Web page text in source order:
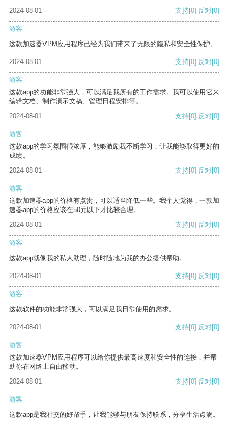
2024-08-01 支持[0] 反对[0]
游客
这款加速器VPM应用程序已经为我们带来了无限的隐私和安全性保护。
2024-08-01 支持[0] 反对[0]
游客
这款app的功能非常强大，可以满足我所有的工作需求。我可以使用它来
编辑文档、制作演示文稿、管理日程安排等。
2024-08-01
支持[0] 反对[0]
游客
这款app的学习氛围很浓厚，能够激励我不断学习，让我能够取得更好的
成绩。
2024-08-01
支持[0] 反对[0]
游客
这款加速器app的价格有点贵，可以适当降低一些。我个人觉得，一款加
速器app的价格应该在50元以下才比较合理。
2024-08-01
支持[0] 反对[0]
游客
这款app就像我的私人助理，随时随地为我的办公提供帮助。
2024-08-01 支持[0] 反对[0]
游客
这款软件的功能非常强大，可以满足我日常使用的需求。
2024-08-01 支持[0] 反对[0]
游客
这款加速器VPM应用程序可以给你提供最高速度和安全性的连接，并帮
助你在网络上自由移动。
2024-08-01
支持[0] 反对[0]
游客
这款app是我社交的好帮手，让我能够与朋友保持联系，分享生活点滴。